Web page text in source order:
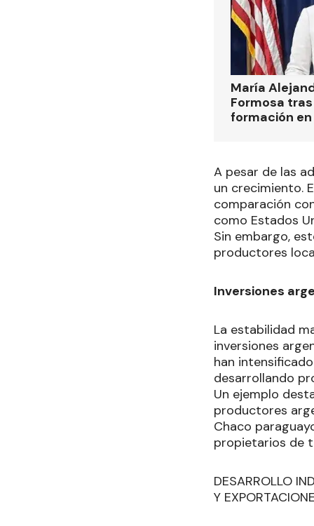
María
Formosa
formación
A pesar de las
un crecimiento.
comparación
como Estados
Sin embargo,
productores
Inversiones
La estabilidad
inversiones
han
desarrollando
Un ejemplo
productores
Chaco
propietarios de
DESARROLLO
Y